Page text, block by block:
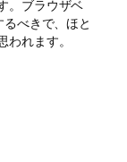
。ブラウザベ
べきで、ほと
れます。